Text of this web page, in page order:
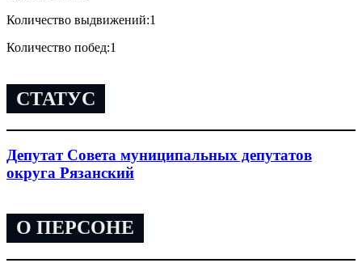
Количество выдвижений:1
Количество побед:1
СТАТУС
Депутат Совета муниципальных депутатов
округа Рязанский
О ПЕРСОНЕ